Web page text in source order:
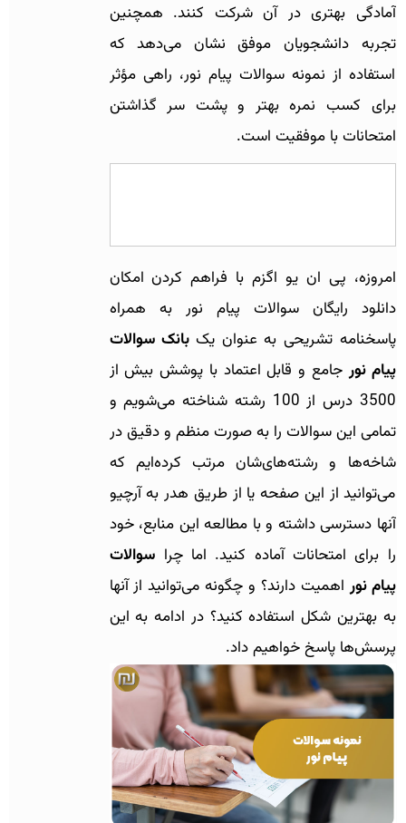
آمادگی بهتری در آن شرکت کنند. همچنین
تجربه دانشجویان موفق نشان می‌دهد که
استفاده از نمونه سوالات پیام نور، راهی مؤثر
برای کسب نمره بهتر و پشت سر گذاشتن
امتحانات با موفقیت است.
امروزه، پی ان یو اگزم با فراهم کردن امکان
دانلود رایگان سوالات پیام نور به همراه
پاسخنامه تشریحی به عنوان یکبانک سوالات
پیام نور جامع و قابل اعتماد با پوشش بیش از
3500 درس از 100 رشته شناخته می‌شویم و
تمامی این سوالات را به صورت منظم و دقیق در
شاخه‌ها و رشته‌های‌شان مرتب کرده‌ایم که
می‌توانید از این صفحه یا از طریق هدر به آرچیو
آنها دسترسی داشته و با مطالعه این منابع، خود
را برای امتحانات آماده کنید. اما چرا سوالات
پیام نور اهمیت دارند؟ و چگونه می‌توانید از آنها
به بهترین شکل استفاده کنید؟ در ادامه به این
پرسش‌ها پاسخ خواهیم داد.